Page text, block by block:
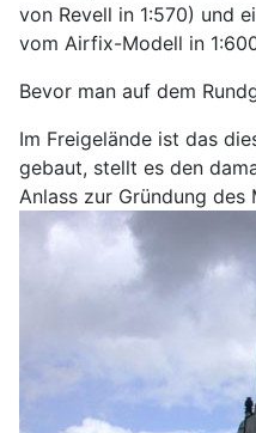
von Revell in 1:570) und
vom Airfix-Modell in
Bevor man auf dem
Im Freigelände ist das
gebaut, stellt es den
Anlass zur Gründung des